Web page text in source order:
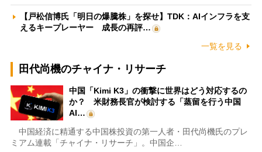
【戸松信博氏「明日の爆騰株」を探せ】TDK：AIインフラを支
えるキープレーヤー 成長の再評…
一覧を見る
田代尚機のチャイナ・リサーチ
中国「Kimi K3」の衝撃に世界はどう対応するの
か？ 米財務長官が検討する「蒸留を行う中国
AI…
中国経済に精通する中国株投資の第一人者・田代尚機氏のプレ
ミアム連載「チャイナ・リサーチ」。中国企…